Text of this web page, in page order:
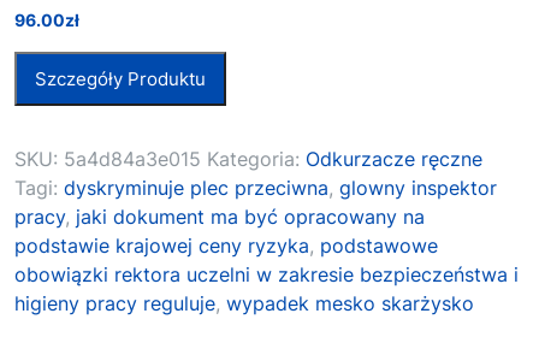
96.00zł
Szczegóły Produktu
SKU: 5a4d84a3e015 Kategoria: Odkurzacze ręczne
Tagi: dyskryminuje plec przeciwna, glowny inspektor
pracy, jaki dokument ma być opracowany na
podstawie krajowej ceny ryzyka, podstawowe
obowiązki rektora uczelni w zakresie bezpieczeństwa i
higieny pracy reguluje, wypadek mesko skarżysko